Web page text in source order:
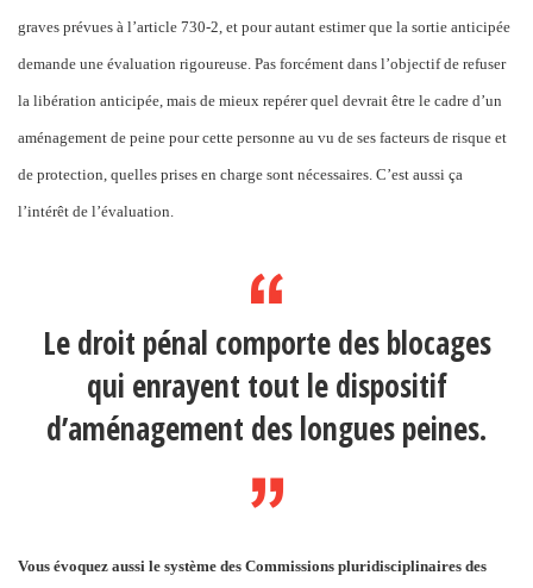
graves prévues à l’article 730-2, et pour autant estimer que la sortie anticipée
demande une évaluation rigoureuse. Pas forcément dans l’objectif de refuser
la libération anticipée, mais de mieux repérer quel devrait être le cadre d’un
aménagement de peine pour cette personne au vu de ses facteurs de risque et
de protection, quelles prises en charge sont nécessaires. C’est aussi ça
l’intérêt de l’évaluation.
Le droit pénal comporte des blocages
qui enrayent tout le dispositif
d’aménagement des longues peines.
Vous évoquez aussi le système des Commissions pluridisciplinaires des